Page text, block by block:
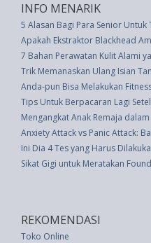
INFO MENARIK
5 Alasan Bagi Para Senior Untuk
Apakah Ekstraktor Blackhead
7 Bahan Perawatan Kulit Alami
Trik Memanaskan Ulang Isian
Anda-pun Bisa Melakukan
Tips Untuk Berpacaran Lagi
Mengangkat Anak Remaja dalam
Anxiety Attack vs Panic Attack:
Ini Dia 4 Tes yang Harus
Sikat Gigi untuk Meratakan
REKOMENDASI
Toko Online